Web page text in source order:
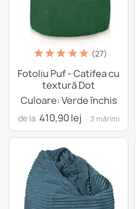
(27)
Fotoliu Puf - Catifea cu
textură Dot
Culoare: Verde închis
de la 410,90 lej · 3 mărimi